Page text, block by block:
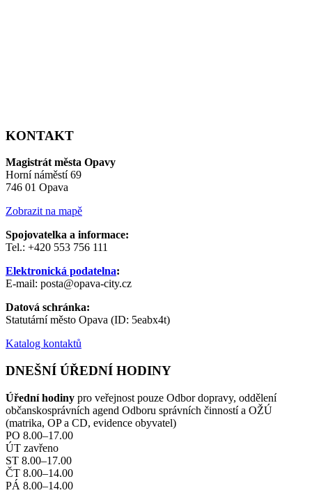
KONTAKT
Magistrát města Opavy
Horní náměstí 69
746 01 Opava
Zobrazit na mapě
Spojovatelka a informace:
Tel.: +420 553 756 111
Elektronická podatelna:
E-mail: posta@opava-city.cz
Datová schránka:
Statutární město Opava (ID: 5eabx4t)
Katalog kontaktů
DNEŠNÍ ÚŘEDNÍ HODINY
Úřední hodiny pro veřejnost pouze Odbor dopravy, oddělení
občanskosprávních agend Odboru správních činností a OŽÚ
(matrika, OP a CD, evidence obyvatel)
PO 8.00–17.00
ÚT zavřeno
ST 8.00–17.00
ČT 8.00–14.00
PÁ 8.00–14.00